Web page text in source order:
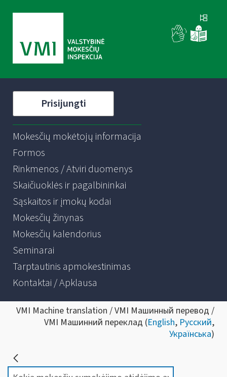
Prisijungti
Mokesčių mokėtojų informacija
Formos
Rinkmenos / Atviri duomenys
Skaičiuoklės ir pagalbininkai
Sąskaitos ir įmokų kodai
Mokesčių žinynas
Mokesčių kalendorius
Seminarai
Tarptautinis apmokestinimas
Kontaktai / Apklausa
VMI Machine translation / VMI Машинный перевод /
VMI Машинний переклад (English, Русский,
Українська)